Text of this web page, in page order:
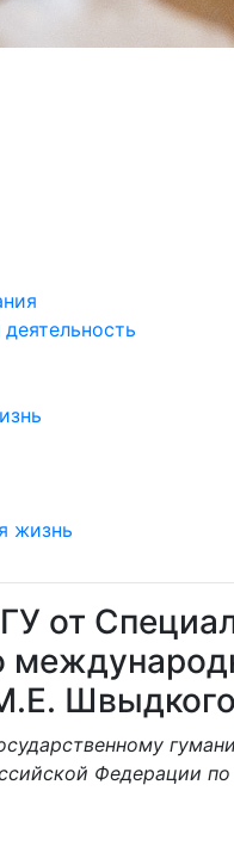
жизнь
от
Федерации